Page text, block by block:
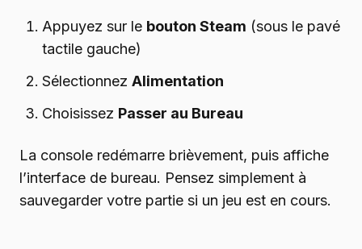
Appuyez sur le bouton Steam (sous le pavé
tactile gauche)
Sélectionnez Alimentation
Choisissez Passer au Bureau
La console redémarre brièvement, puis affiche
l’interface de bureau. Pensez simplement à
sauvegarder votre partie si un jeu est en cours.